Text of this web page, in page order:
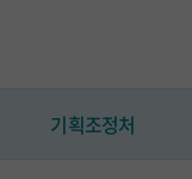
기획조정처